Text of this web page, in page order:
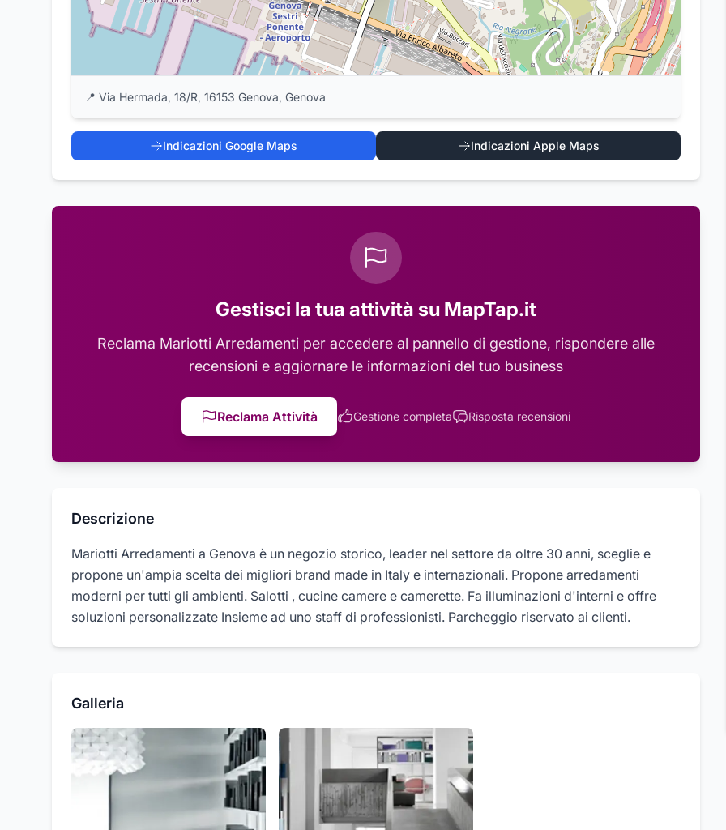
📍 Via Hermada, 18/R, 16153 Genova, Genova
Indicazioni Google Maps Indicazioni Apple Maps
Gestisci la tua attività su MapTap.it
Reclama Mariotti Arredamenti per accedere al pannello di gestione, rispondere alle
recensioni e aggiornare le informazioni del tuo business
Reclama Attività Gestione completa Risposta recensioni
Descrizione
Mariotti Arredamenti a Genova è un negozio storico, leader nel settore da oltre 30 anni, sceglie e
propone un'ampia scelta dei migliori brand made in Italy e internazionali. Propone arredamenti
moderni per tutti gli ambienti. Salotti , cucine camere e camerette. Fa illuminazioni d'interni e offre
soluzioni personalizzate Insieme ad uno staff di professionisti. Parcheggio riservato ai clienti.
Galleria